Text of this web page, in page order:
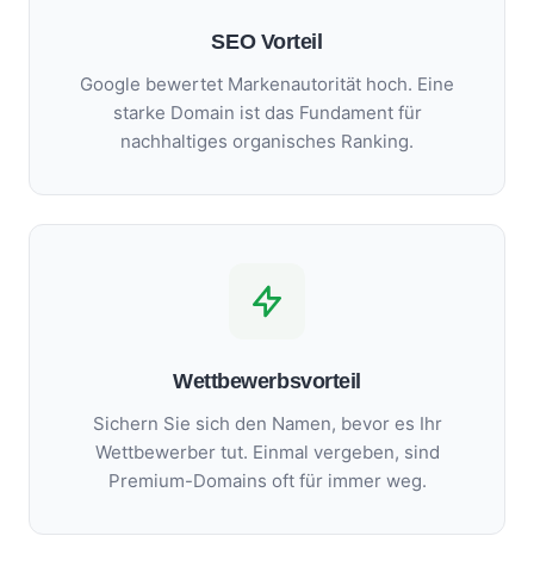
SEO Vorteil
Google bewertet Markenautorität hoch. Eine
starke Domain ist das Fundament für
nachhaltiges organisches Ranking.
Wettbewerbsvorteil
Sichern Sie sich den Namen, bevor es Ihr
Wettbewerber tut. Einmal vergeben, sind
Premium-Domains oft für immer weg.